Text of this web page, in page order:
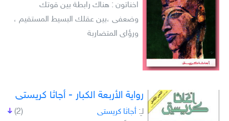
اخناتون : هناك رابطة بين قوتك
وضعفى ،بين عقلك البسيط المستقيم ،
ورؤاى المتضاربة
رواية الأربعة الكبار - أجاثا كريستى
(2) لـِ:أجاثا كريستى